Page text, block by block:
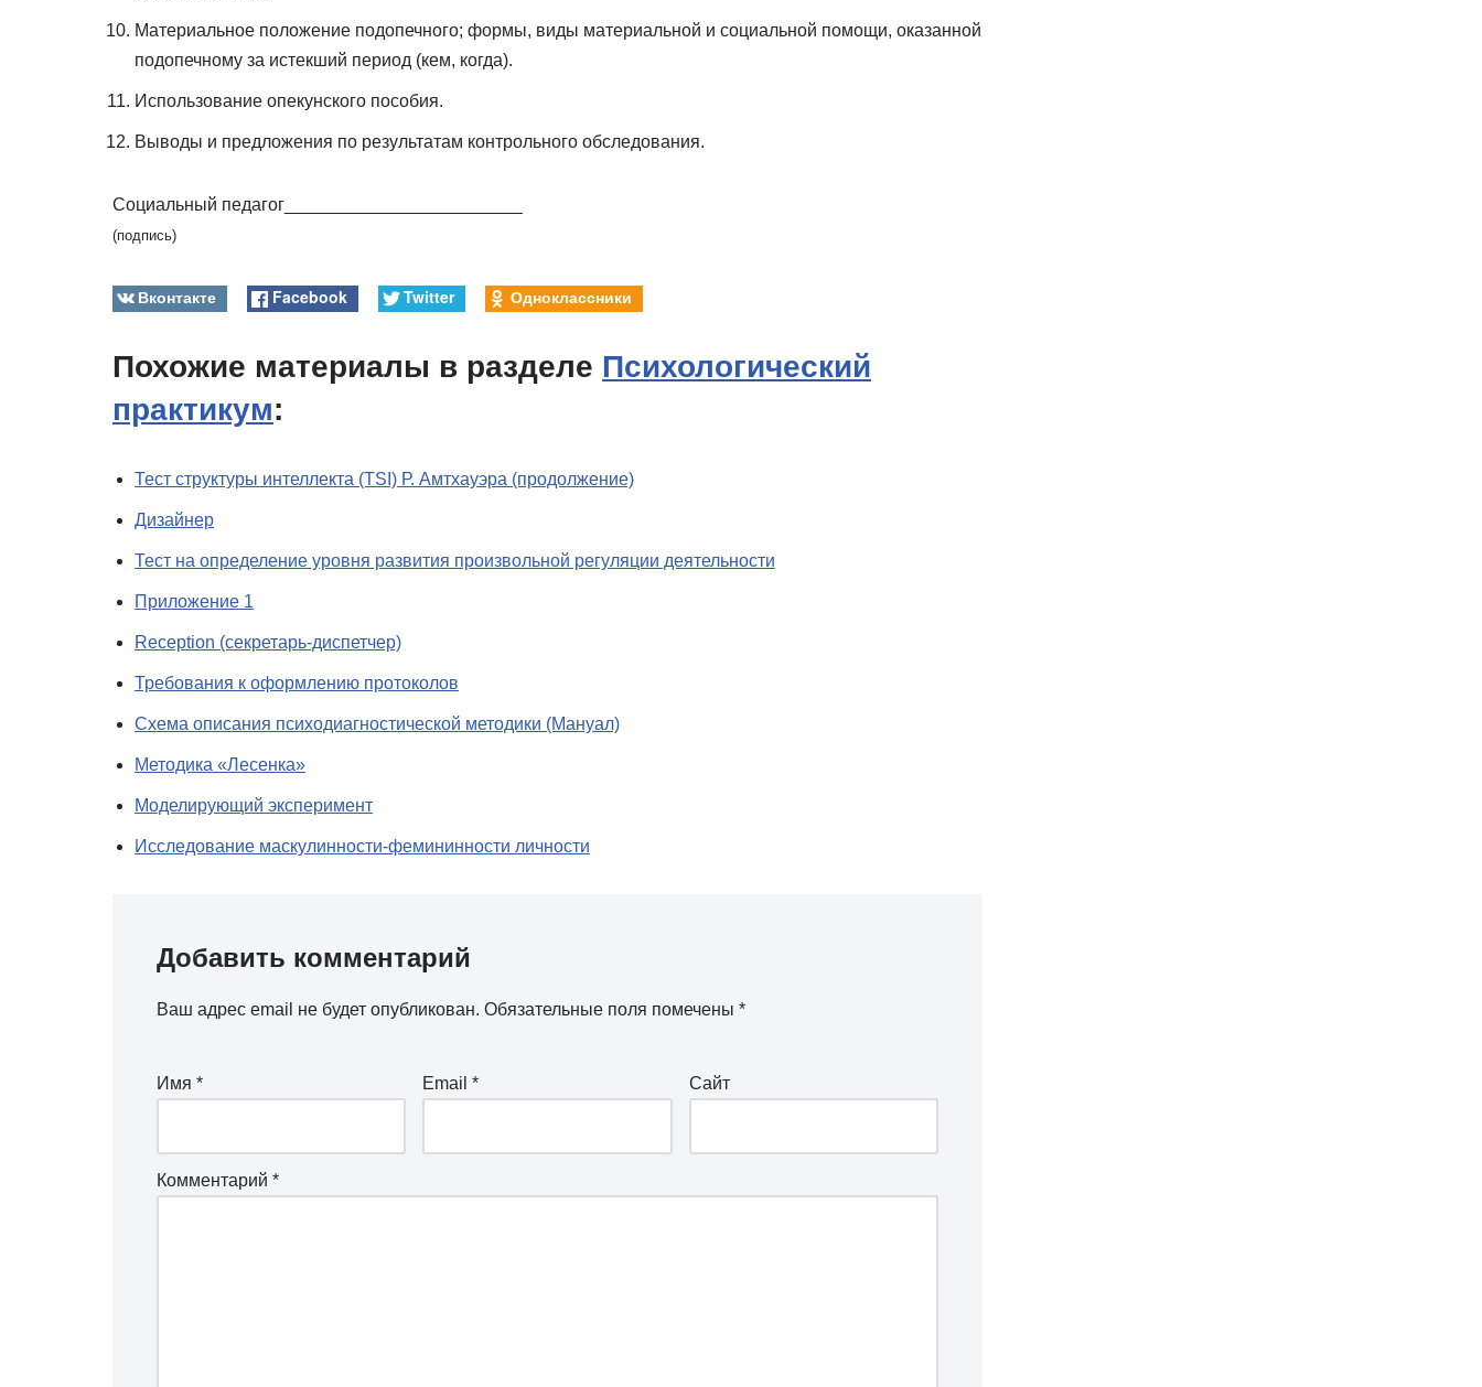
Материальное положение подопечного; формы, виды материальной и социальной помощи, оказанной
подопечному за истекший период (кем, когда).
Использование опекунского пособия.
Выводы и предложения по результатам контрольного обследования.
Социальный педагог________________________
(подпись)
Вконтакте Facebook Twitter Одноклассники
Похожие материалы в разделе Психологический
практикум:
Тест структуры интеллекта (TSI) Р. Амтхауэра (продолжение)
Дизайнер
Тест на определение уровня развития произвольной регуляции деятельности
Приложение 1
Reception (секретарь-диспетчер)
Требования к оформлению протоколов
Схема описания психодиагностической методики (Мануал)
Методика «Лесенка»
Моделирующий эксперимент
Исследование маскулинности-фемининности личности
Добавить комментарий
Ваш адрес email не будет опубликован. Обязательные поля помечены *
Имя * Email* Сайт
Комментарий *